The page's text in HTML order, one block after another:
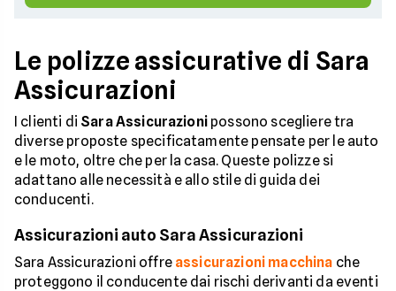
Le polizze assicurative di Sara
Assicurazioni
I clienti di Sara Assicurazionipossono scegliere tra
diverse proposte specificatamente pensate per le auto
e le moto, oltre che per la casa. Queste polizze si
adattano alle necessità e allo stile di guida dei
conducenti.
Assicurazioni auto Sara Assicurazioni
Sara Assicurazioni offre assicurazioni macchina che
proteggono il conducente dai rischi derivanti da eventi